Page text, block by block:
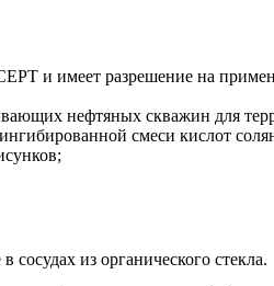
и имеет разрешение на
нефтяных скважин для
смеси кислот
из органического стекла.